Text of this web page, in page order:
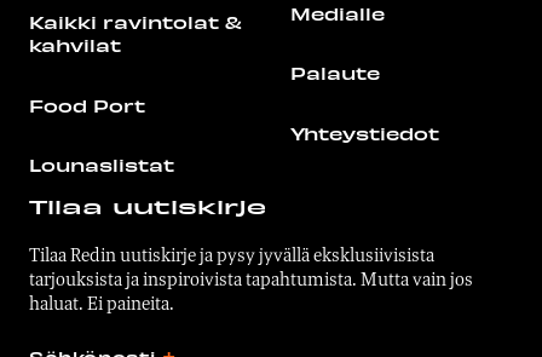
Kaikki ravintolat &
kahvilat
Food Port
Lounaslistat
Medialle
Palaute
Yhteystiedot
Tilaa uutiskirje
Tilaa Redin uutiskirje ja pysy jyvällä eksklusiivisista
tarjouksista ja inspiroivista tapahtumista. Mutta vain jos
haluat. Ei paineita.